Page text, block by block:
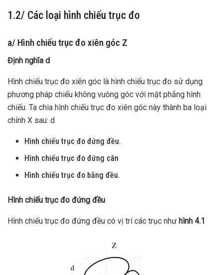
1.2/ Các loại hình chiếu trục đo
a/ Hình chiếu trục đo xiên góc Z
Định nghĩa d
Hình chiếu trục đo xiên góc là hình chiếu trục đo sử dụng
phương pháp chiếu không vuông góc với mặt phẳng hình
chiếu. Ta chia hình chiếu trục đo xiên góc này thành ba loại
chính X sau: d
Hình chiếu trục đo đứng đều.
Hình chiếu trục đo đứng cân
Hình chiếu trục đo bằng đều.
Hình chiếu trục đo đứng đều
Hình chiếu trục đo đứng đều có vị trí các trục như hình 4.1